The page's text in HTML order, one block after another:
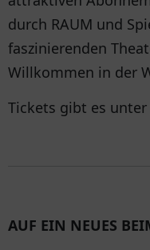
durch RAUM und
faszinierenden
Willkommen in der
Tickets gibt es unter
AUF EIN NEUES